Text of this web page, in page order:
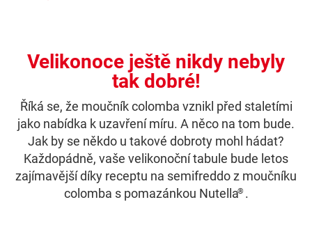
Velikonoce ještě nikdy nebyly
tak dobré!
Říká se, že moučník colomba vznikl před staletími
jako nabídka k uzavření míru. A něco na tom bude.
Jak by se někdo u takové dobroty mohl hádat?
Každopádně, vaše velikonoční tabule bude letos
zajímavější díky receptu na semifreddo z moučníku
colomba s pomazánkou Nutella® .